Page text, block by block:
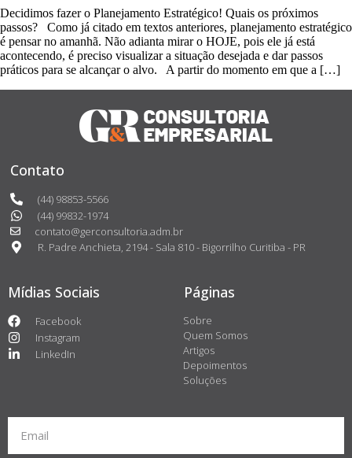
Decidimos fazer o Planejamento Estratégico! Quais os próximos
passos? Como já citado em textos anteriores, planejamento estratégico
é pensar no amanhã. Não adianta mirar o HOJE, pois ele já está
acontecendo, é preciso visualizar a situação desejada e dar passos
práticos para se alcançar o alvo. A partir do momento em que a […]
Contato
(44) 98853-5566
(44) 99832-1974
contato@gerconsultoria.adm.br
R. Padre Anchieta, 2194 - Sala 810 - Bigorrilho Curitiba - PR
Mídias Sociais
Facebook
Instagram
LinkedIn
Páginas
Sobre
Quem Somos
Artigos
Depoimentos
Soluções